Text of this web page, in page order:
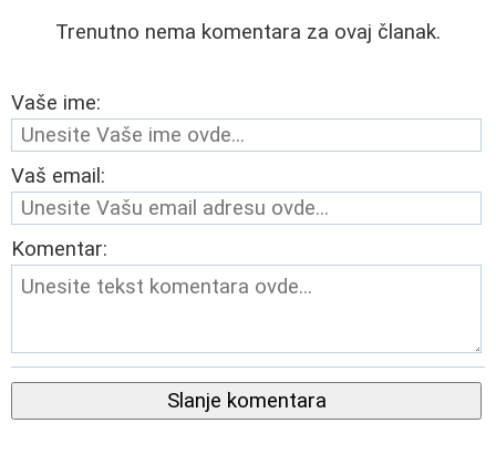
Trenutno nema komentara za ovaj članak.
Vaše ime:
Vaš email:
Komentar:
Slanje komentara